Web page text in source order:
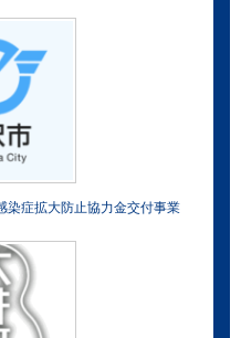
染症拡大防止協力金交付事業